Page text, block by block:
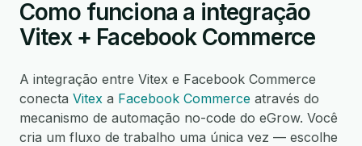
Como funciona a integração
Vitex + Facebook Commerce
A integração entre Vitex e Facebook Commerce
conecta Vitex a Facebook Commerce através do
mecanismo de automação no-code do eGrow. Você
cria um fluxo de trabalho uma única vez — escolhe